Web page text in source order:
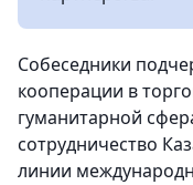
Собеседники
кооперации в
гуманитарной
сотрудничество
линии